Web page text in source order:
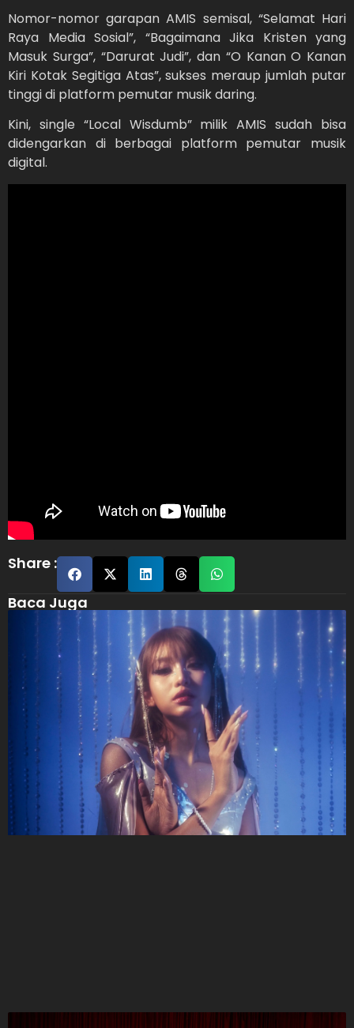
Nomor-nomor garapan AMIS semisal, “Selamat Hari
Raya Media Sosial”, “Bagaimana Jika Kristen yang
Masuk Surga”, “Darurat Judi”, dan “O Kanan O Kanan
Kiri Kotak Segitiga Atas”, sukses meraup jumlah putar
tinggi di platform pemutar musik daring.
Kini, single “Local Wisdumb” milik AMIS sudah bisa
didengarkan di berbagai platform pemutar musik
digital.
Share :
Baca Juga